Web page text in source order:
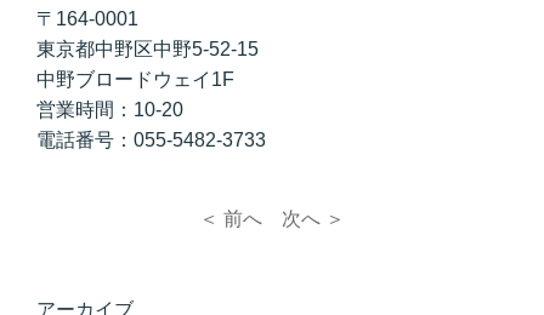
〒164-0001
東京都中野区中野5-52-15
中野ブロードウェイ1F
営業時間：10-20
電話番号：055-5482-3733
＜ 前へ 次へ ＞
アーカイブ